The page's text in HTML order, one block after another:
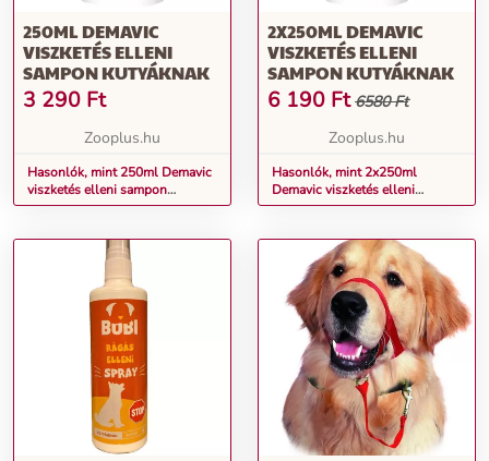
250ML DEMAVIC
VISZKETÉS ELLENI
SAMPON KUTYÁKNAK
3 290 Ft
Zooplus.hu
Hasonlók, mint 250ml Demavic
viszketés elleni sampon
kutyáknak
2X250ML DEMAVIC
VISZKETÉS ELLENI
SAMPON KUTYÁKNAK
6 190 Ft 6580 Ft
Zooplus.hu
Hasonlók, mint 2x250ml
Demavic viszketés elleni
sampon kutyáknak